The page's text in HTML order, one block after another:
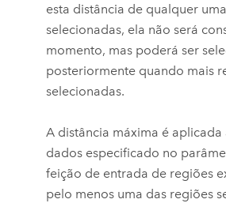
esta distância de qualquer
selecionadas, ela não será
momento, mas poderá ser
posteriormente quando mais
selecionadas.
A distância máxima é
dados especificado no
feição de entrada de regiões
pelo menos uma das regiões